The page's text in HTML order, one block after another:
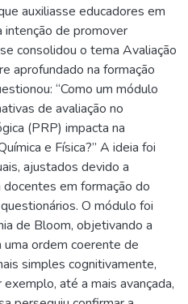
auxiliasse educadores em
intenção de promover
consolidou o tema Avaliação
aprofundado na formação
“Como um módulo
de avaliação no
(PRP) impacta na
e Física?” A ideia foi
ajustados devido a
em formação do
O módulo foi
de Bloom, objetivando a
ordem coerente de
simples cognitivamente,
até a mais avançada,